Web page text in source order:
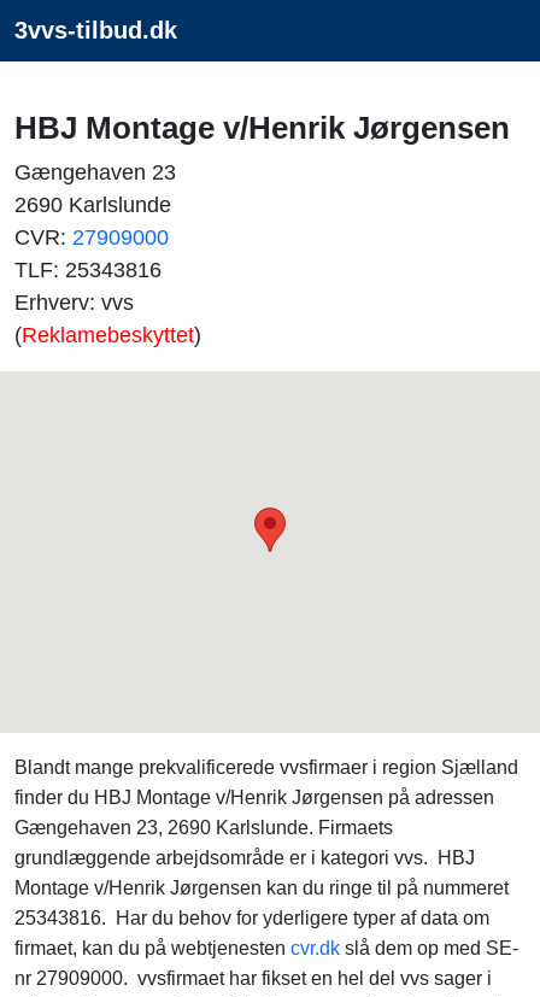
3vvs-tilbud.dk
HBJ Montage v/Henrik Jørgensen
Gængehaven 23
2690 Karlslunde
CVR: 27909000
TLF: 25343816
Erhverv: vvs
(Reklamebeskyttet)
Blandt mange prekvalificerede vvsfirmaer i region Sjælland
finder du HBJ Montage v/Henrik Jørgensen på adressen
Gængehaven 23, 2690 Karlslunde. Firmaets
grundlæggende arbejdsområde er i kategori vvs. HBJ
Montage v/Henrik Jørgensen kan du ringe til på nummeret
25343816. Har du behov for yderligere typer af data om
firmaet, kan du på webtjenesten cvr.dk slå dem op med SE-
nr 27909000. vvsfirmaet har fikset en hel del vvs sager i